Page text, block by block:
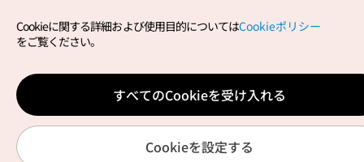
Copyright (c) Korea Tourism Organization All Rights
サイトエラー報告公式メール
japanese@knto.or.kr
Cookieに関する詳細および使用目的についてはCookieポリシー
をご覧ください。
すべてのCookieを受け入れる
Cookieを設定する